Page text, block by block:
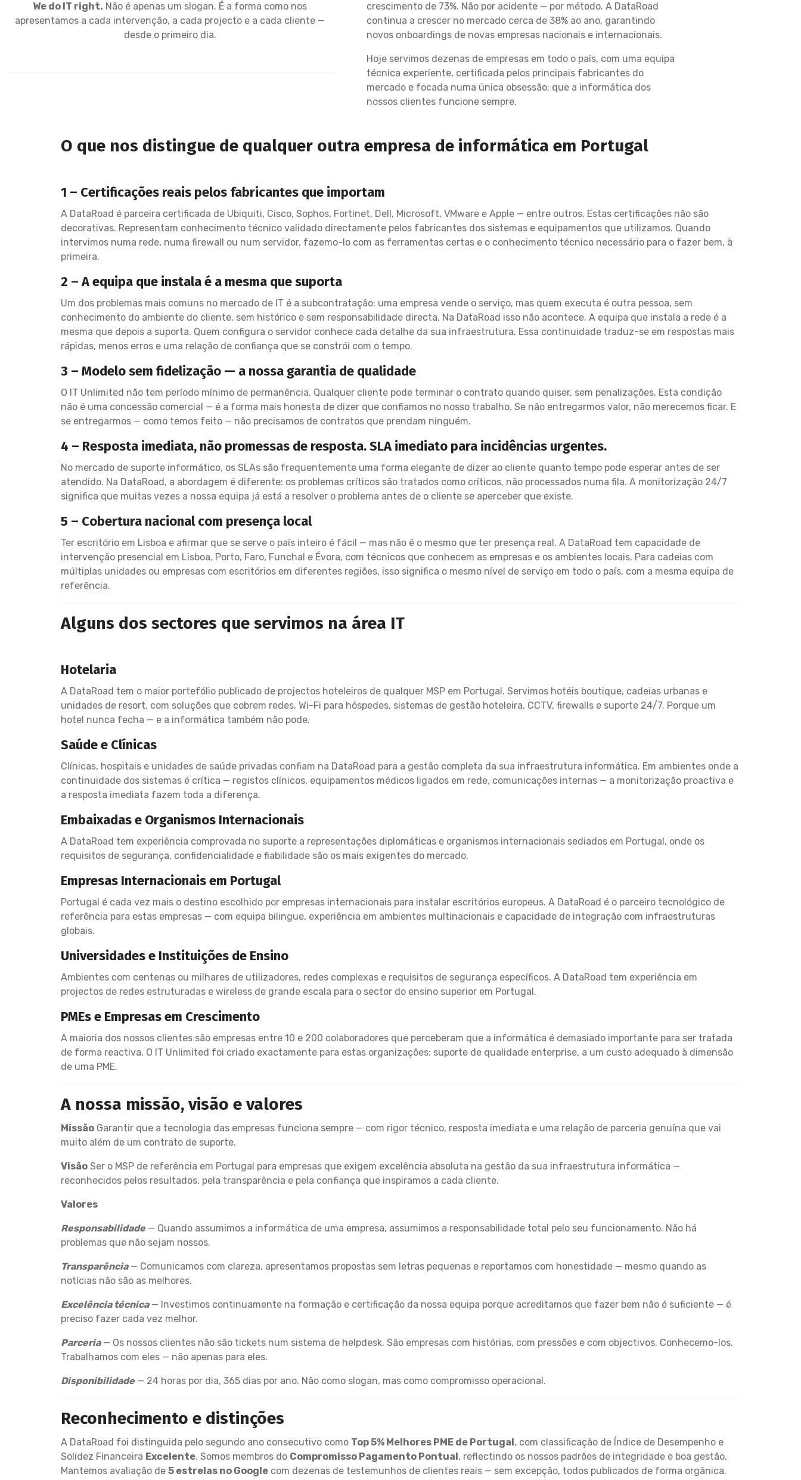
We do IT right. Não é apenas um slogan. É a forma como nos
apresentamos a cada intervenção, a cada projecto e a cada cliente —
desde o primeiro dia.
crescimento de 73%. Não por acidente — por método. A DataRoad
continua a crescer no mercado cerca de 38% ao ano, garantindo
novos onboardings de novas empresas nacionais e internacionais.
Hoje servimos dezenas de empresas em todo o país, com uma equipa
técnica experiente, certificada pelos principais fabricantes do
mercado e focada numa única obsessão: que a informática dos
nossos clientes funcione sempre.
O que nos distingue de qualquer outra empresa de informática em Portugal
1 – Certificações reais pelos fabricantes que importam
A DataRoad é parceira certificada de Ubiquiti, Cisco, Sophos, Fortinet, Dell, Microsoft, VMware e Apple — entre outros. Estas certificações não são
decorativas. Representam conhecimento técnico validado directamente pelos fabricantes dos sistemas e equipamentos que utilizamos. Quando
intervimos numa rede, numa firewall ou num servidor, fazemo-lo com as ferramentas certas e o conhecimento técnico necessário para o fazer bem, à
primeira.
2 – A equipa que instala é a mesma que suporta
Um dos problemas mais comuns no mercado de IT é a subcontratação: uma empresa vende o serviço, mas quem executa é outra pessoa, sem
conhecimento do ambiente do cliente, sem histórico e sem responsabilidade directa. Na DataRoad isso não acontece. A equipa que instala a rede é a
mesma que depois a suporta. Quem configura o servidor conhece cada detalhe da sua infraestrutura. Essa continuidade traduz-se em respostas mais
rápidas, menos erros e uma relação de confiança que se constrói com o tempo.
3 – Modelo sem fidelização — a nossa garantia de qualidade
O IT Unlimited não tem período mínimo de permanência. Qualquer cliente pode terminar o contrato quando quiser, sem penalizações. Esta condição
não é uma concessão comercial — é a forma mais honesta de dizer que confiamos no nosso trabalho. Se não entregarmos valor, não merecemos ficar. E
se entregarmos — como temos feito — não precisamos de contratos que prendam ninguém.
4 – Resposta imediata, não promessas de resposta. SLA imediato para incidências urgentes.
No mercado de suporte informático, os SLAs são frequentemente uma forma elegante de dizer ao cliente quanto tempo pode esperar antes de ser
atendido. Na DataRoad, a abordagem é diferente: os problemas críticos são tratados como críticos, não processados numa fila. A monitorização 24/7
significa que muitas vezes a nossa equipa já está a resolver o problema antes de o cliente se aperceber que existe.
5 – Cobertura nacional com presença local
Ter escritório em Lisboa e afirmar que se serve o país inteiro é fácil — mas não é o mesmo que ter presença real. A DataRoad tem capacidade de
intervenção presencial em Lisboa, Porto, Faro, Funchal e Évora, com técnicos que conhecem as empresas e os ambientes locais. Para cadeias com
múltiplas unidades ou empresas com escritórios em diferentes regiões, isso significa o mesmo nível de serviço em todo o país, com a mesma equipa de
referência.
Alguns dos sectores que servimos na área IT
Hotelaria
A DataRoad tem o maior portefólio publicado de projectos hoteleiros de qualquer MSP em Portugal. Servimos hotéis boutique, cadeias urbanas e
unidades de resort, com soluções que cobrem redes, Wi-Fi para hóspedes, sistemas de gestão hoteleira, CCTV, firewalls e suporte 24/7. Porque um
hotel nunca fecha — e a informática também não pode.
Saúde e Clínicas
Clínicas, hospitais e unidades de saúde privadas confiam na DataRoad para a gestão completa da sua infraestrutura informática. Em ambientes onde a
continuidade dos sistemas é crítica — registos clínicos, equipamentos médicos ligados em rede, comunicações internas — a monitorização proactiva e
a resposta imediata fazem toda a diferença.
Embaixadas e Organismos Internacionais
A DataRoad tem experiência comprovada no suporte a representações diplomáticas e organismos internacionais sediados em Portugal, onde os
requisitos de segurança, confidencialidade e fiabilidade são os mais exigentes do mercado.
Empresas Internacionais em Portugal
Portugal é cada vez mais o destino escolhido por empresas internacionais para instalar escritórios europeus. A DataRoad é o parceiro tecnológico de
referência para estas empresas — com equipa bilingue, experiência em ambientes multinacionais e capacidade de integração com infraestruturas
globais.
Universidades e Instituições de Ensino
Ambientes com centenas ou milhares de utilizadores, redes complexas e requisitos de segurança específicos. A DataRoad tem experiência em
projectos de redes estruturadas e wireless de grande escala para o sector do ensino superior em Portugal.
PMEs e Empresas em Crescimento
A maioria dos nossos clientes são empresas entre 10 e 200 colaboradores que perceberam que a informática é demasiado importante para ser tratada
de forma reactiva. O IT Unlimited foi criado exactamente para estas organizações: suporte de qualidade enterprise, a um custo adequado à dimensão
de uma PME.
A nossa missão, visão e valores
Missão Garantir que a tecnologia das empresas funciona sempre — com rigor técnico, resposta imediata e uma relação de parceria genuína que vai
muito além de um contrato de suporte.
Visão Ser o MSP de referência em Portugal para empresas que exigem excelência absoluta na gestão da sua infraestrutura informática —
reconhecidos pelos resultados, pela transparência e pela confiança que inspiramos a cada cliente.
Valores
Responsabilidade — Quando assumimos a informática de uma empresa, assumimos a responsabilidade total pelo seu funcionamento. Não há
problemas que não sejam nossos.
Transparência— Comunicamos com clareza, apresentamos propostas sem letras pequenas e reportamos com honestidade — mesmo quando as
notícias não são as melhores.
Excelência técnica— Investimos continuamente na formação e certificação da nossa equipa porque acreditamos que fazer bem não é suficiente — é
preciso fazer cada vez melhor.
Parceria— Os nossos clientes não são tickets num sistema de helpdesk. São empresas com histórias, com pressões e com objectivos. Conhecemo-los.
Trabalhamos com eles — não apenas para eles.
Disponibilidade — 24 horas por dia, 365 dias por ano. Não como slogan, mas como compromisso operacional.
Reconhecimento e distinções
A DataRoad foi distinguida pelo segundo ano consecutivo como Top 5% Melhores PME de Portugal, com classificação de Índice de Desempenho e
Solidez Financeira Excelente. Somos membros do Compromisso Pagamento Pontual, reflectindo os nossos padrões de integridade e boa gestão.
Mantemos avaliação de 5 estrelas no Google com dezenas de testemunhos de clientes reais — sem excepção, todos publicados de forma orgânica.